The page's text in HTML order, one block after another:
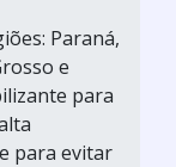
Paraná,
e
para
para evitar